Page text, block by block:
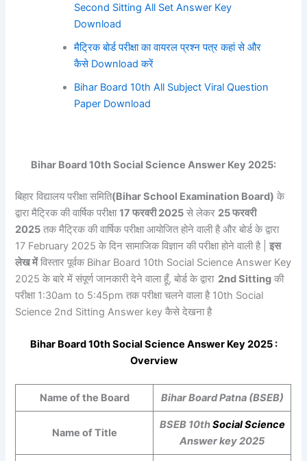
Second Sitting All Set Answer Key
Download
मैट्रिक बोर्ड परीक्षा का वायरल प्रश्न पत्र कहां से और
कैसे Download करें
Bihar Board 10th All Subject Viral Question
Paper Download
Bihar Board 10th Social Science Answer Key 2025:
बिहार विद्यालय परीक्षा समिति(Bihar School Examination Board) के
द्वारा मैट्रिक की वार्षिक परीक्षा17 फरवरी 2025 से लेकर 25 फरवरी
2025 तक मैट्रिक की वार्षिक परीक्षा आयोजित होने वाली है और बोर्ड के द्वारा
17 February 2025 के दिन सामाजिक विज्ञान की परीक्षा होने वाली है |इस
लेख मेंविस्तार पूर्वक Bihar Board 10th Social Science Answer Key
2025 के बारे में संपूर्ण जानकारी देने वाला हूँ, बोर्ड के द्वारा2nd Sitting की
परीक्षा 1:30am to 5:45pm तक परीक्षा चलने वाला है 10th Social
Science 2nd Sitting Answer key कैसे देखना है
Bihar Board 10thSocial Science Answer Key 2025 :
Overview
Name of the Board Bihar Board Patna (BSEB)
Name of Title
BSEB 10thSocial Science
Answer key 2025